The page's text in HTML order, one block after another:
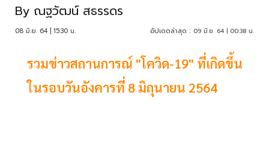
By ณฐวัฒน์ สธรรดร
08 มิ.ย. 64 | 15:30 น. อัปเดตล่าสุด : 09 มิ.ย. 64 | 00:38 น.
รวมข่าวสถานการณ์ "โควิด-19" ที่เกิดขึ้น
ในรอบวันอังคารที่ 8 มิถุนายน 2564